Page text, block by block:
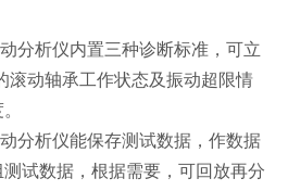
分析仪内置三种诊断标准，可立
滚动轴承工作状态及振动超限情
分析仪能保存测试数据，作数据
试数据，根据需要，可回放再分